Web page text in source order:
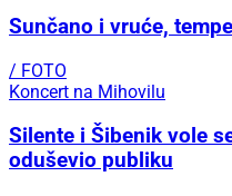
Sunčano i vruće,
/ FOTO
Koncert na Mihovilu
Silente i Šibenik vole
oduševio publiku